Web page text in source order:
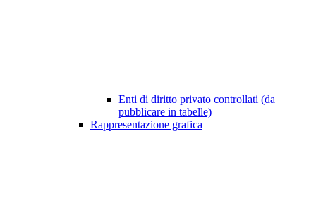
Enti di diritto privato controllati (da
pubblicare in tabelle)
Rappresentazione grafica